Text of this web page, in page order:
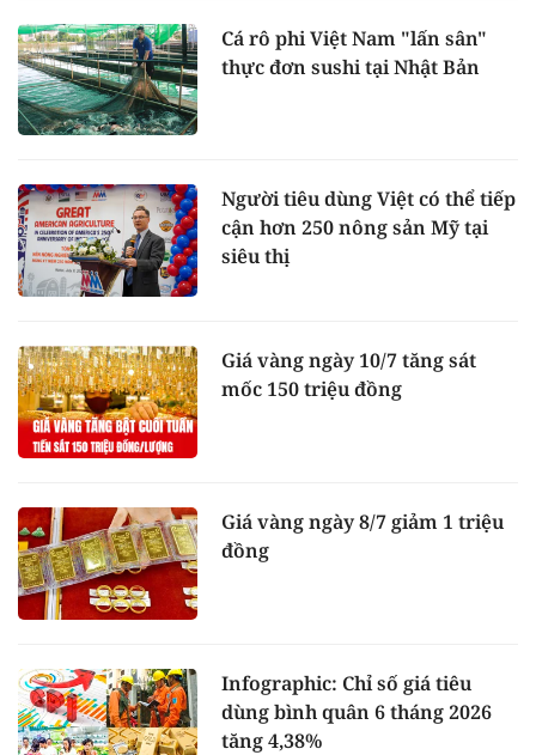
Cá rô phi Việt Nam "lấn sân"
thực đơn sushi tại Nhật Bản
Người tiêu dùng Việt có thể tiếp
cận hơn 250 nông sản Mỹ tại
siêu thị
Giá vàng ngày 10/7 tăng sát
mốc 150 triệu đồng
Giá vàng ngày 8/7 giảm 1 triệu
đồng
Infographic: Chỉ số giá tiêu
dùng bình quân 6 tháng 2026
tăng 4,38%